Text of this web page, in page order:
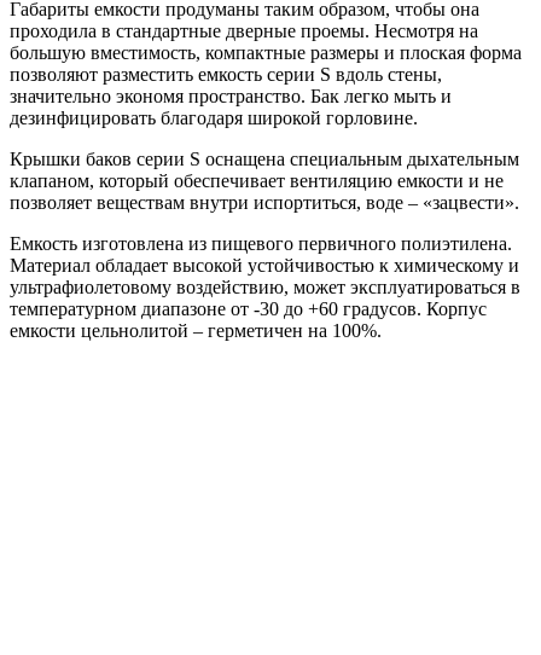
Габариты емкости продуманы таким образом, чтобы она
проходила в стандартные дверные проемы. Несмотря на
большую вместимость, компактные размеры и плоская форма
позволяют разместить емкость серии S вдоль стены,
значительно экономя пространство. Бак легко мыть и
дезинфицировать благодаря широкой горловине.
Крышки баков серии S оснащена специальным дыхательным
клапаном, который обеспечивает вентиляцию емкости и не
позволяет веществам внутри испортиться, воде – «зацвести».
Емкость изготовлена из пищевого первичного полиэтилена.
Материал обладает высокой устойчивостью к химическому и
ультрафиолетовому воздействию, может эксплуатироваться в
температурном диапазоне от -30 до +60 градусов. Корпус
емкости цельнолитой – герметичен на 100%.